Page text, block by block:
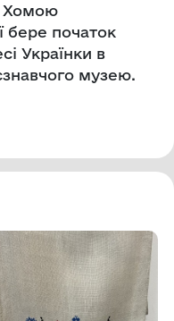
Хомою
бере початок
Українки в
музею.